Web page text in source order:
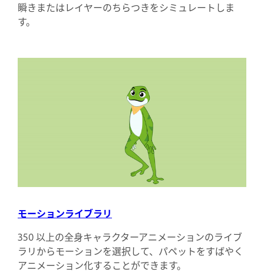
瞬きまたはレイヤーのちらつきをシミュレートしま
す。
モーションライブラリ
350 以上の全身キャラクターアニメーションのライブ
ラリからモーションを選択して、パペットをすばやく
アニメーション化することができます。